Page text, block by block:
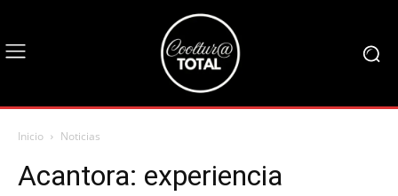
Inicio Noticias
Acantora: experiencia